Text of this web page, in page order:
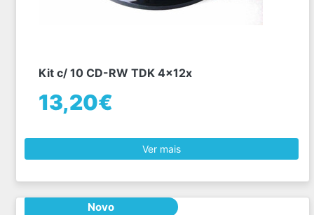
Kit c/ 10 CD-RW TDK 4x12x
13,20€
Ver mais
Novo